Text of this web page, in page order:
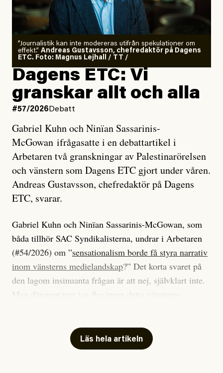
”Journalistik kan inte modereras utifrån spekulationer om
effekt.” Andreas Gustavsson, chefredaktör på Dagens
ETC. Foto: Magnus Lejhall / TT /
Dagens ETC: Vi
granskar allt och alla
#57/2026 Debatt
Gabriel Kuhn och Ninïan Sassarinis-
McGowan ifrågasatte i en debattartikel i
Arbetaren två granskningar av Palestinarörelsen
och vänstern som Dagens ETC gjort under våren.
Andreas Gustavsson, chefredaktör på Dagens
ETC, svarar.
Gabriel Kuhn och Ninïan Sassarinis-McGowan, som
båda tillhör SAC Syndikalisterna, undrar i Arbetaren
(#54/2026) om ”sensationalism borde få styra narrativ
inom vänsterns medielandskap?” Det korta svaret på
den lagom insinuanta frågan är att nej, självklart inte.
Men däremot tror jag fler inom detta vänsterns
journalistik som vänder sig till många snarare än att
jaga inbördes beundran. Det har i alla fall fungerat för
Läs hela artikeln